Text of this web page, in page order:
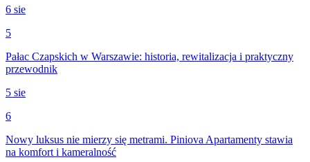
6 sie
5
Pałac Czapskich w Warszawie: historia, rewitalizacja i praktyczny
przewodnik
5 sie
6
Nowy luksus nie mierzy się metrami. Piniova Apartamenty stawia
na komfort i kameralność